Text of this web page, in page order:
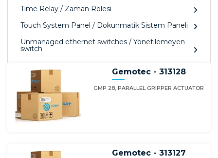
Time Relay / Zaman Rölesi
Touch System Panel / Dokunmatik Sistem Paneli
Unmanaged ethernet switches / Yönetilemeyen
switch
Gemotec - 313128
GMP 28, PARALLEL GRIPPER ACTUATOR
Gemotec - 313127